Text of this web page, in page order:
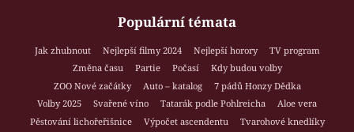
Populární témata
Jak zhubnout Nejlepší filmy 2024 Nejlepší horory
TV program
Změna času
Partie Počasí
Kdy budou volby
ZOO Nové začátky
Auto – katalog
7 pádů Honzy Dědka
Volby 2025
Svařené víno Tatarák podle Pohlreicha
Aloe vera
Pěstování lichořeřišnice
Výpočet ascendentu
Tvarohové knedlíky